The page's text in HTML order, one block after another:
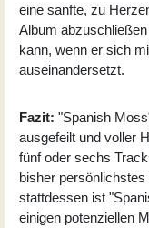
eine sanfte, zu
Album
kann, wenn er sich
auseinandersetzt.
Fazit: "Spanish
ausgefeilt und voller
fünf oder sechs
bisher
stattdessen ist
einigen potenziellen